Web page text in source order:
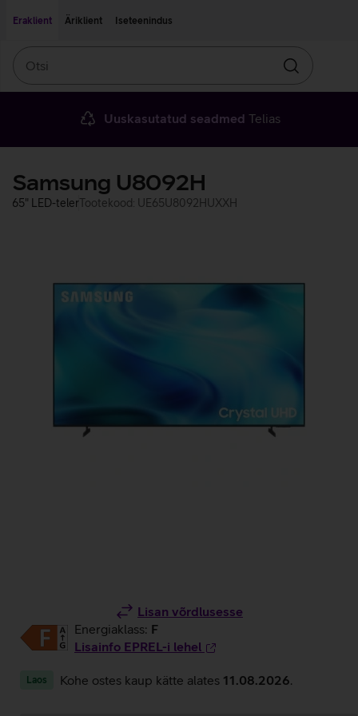
Eraklient
Äriklient Iseteenindus
Otsin
Uuskasutatud seadmed Telias
Samsung U8092H
65" LED-telerTootekood: UE65U8092HUXXH
Lisan võrdlusesse
Energiaklass: F
Lisainfo EPREL-i lehel
Laos Kohe ostes kaup kätte alates 11.08.2026